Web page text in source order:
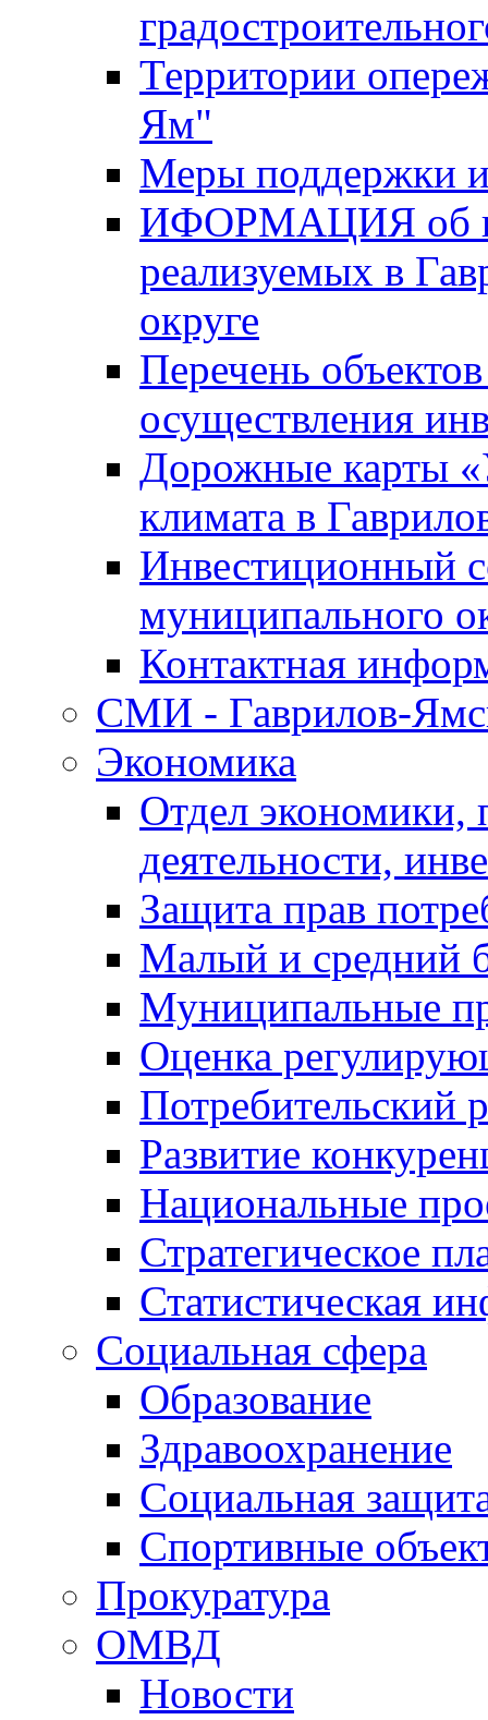
Территории
Ям"
Меры поддержки
ИФОРМАЦИЯ об
реализуемых в
округе
Перечень
осуществления
Дорожные карты
климата в
Инвестиционный
муниципального
Контактная
СМИ - Гаврилов-
Экономика
Отдел экономики,
деятельности,
Защита прав
Малый и средний
Муниципальные
Оценка
Потребительский
Развитие
Национальные
Стратегическое
Статистическая
Социальная сфера
Образование
Здравоохранение
Социальная
Спортивные
Прокуратура
ОМВД
Новости